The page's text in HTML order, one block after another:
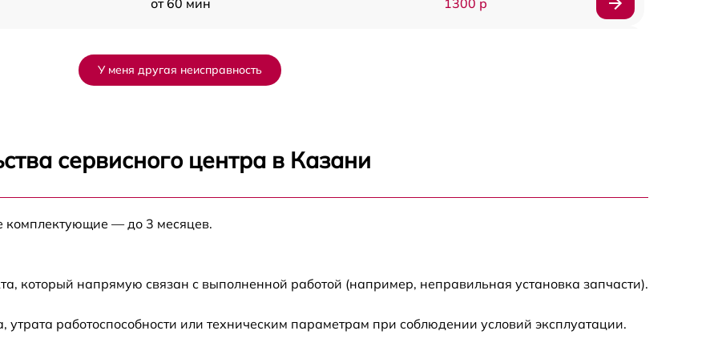
от 60 мин 1300 р
от 60 мин
У меня другая неисправность
сервисного центра в Казани
комплектующие — до 3 месяцев.
который напрямую связан с выполненной работой (например, неправильная установка запчасти).
работоспособности или техническим параметрам при соблюдении условий эксплуатации.